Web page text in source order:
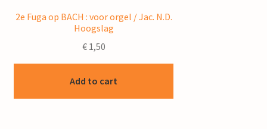
2e Fuga op BACH : voor orgel / Jac. N.D.
Hoogslag
€1,50
Add to cart